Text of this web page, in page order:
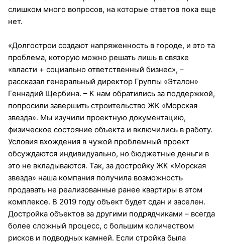
слишком много вопросов, на которые ответов пока еще
нет.
«Долгострои создают напряженность в городе, и это та
проблема, которую можно решать лишь в связке
«власти + социально ответственный бизнес», –
рассказал генеральный директор Группы «Эталон»
Геннадий Щербина. – К нам обратились за поддержкой,
попросили завершить строительство ЖК «Морская
звезда». Мы изучили проектную документацию,
физическое состояние объекта и включились в работу.
Условия вхождения в чужой проблемный проект
обсуждаются индивидуально, но бюджетные деньги в
это не вкладываются. Так, за достройку ЖК «Морская
звезда» наша компания получила возможность
продавать не реализованные ранее квартиры в этом
комплексе. В 2019 году объект будет сдан и заселен.
Достройка объектов за другими подрядчиками – всегда
более сложный процесс, с большим количеством
рисков и подводных камней. Если стройка была